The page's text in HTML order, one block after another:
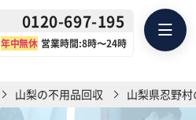
0120-697-195
年中無休 営業時間:8時〜24時
山梨の不用品回収 山梨県忍野